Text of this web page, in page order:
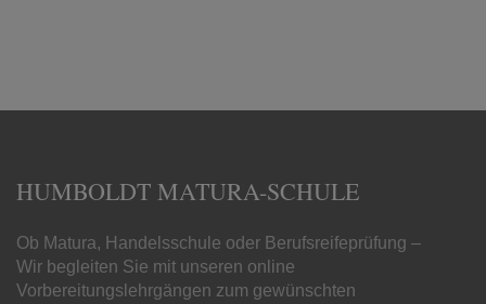
HUMBOLDT MATURA-SCHULE
Ob Matura, Handelsschule oder Berufsreifeprüfung –
Wir begleiten Sie mit unseren online
Vorbereitungslehrgängen zum gewünschten